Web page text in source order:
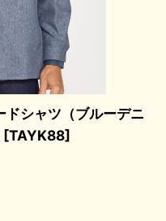
ドシャツ（ブルーデニ
[TAYK88]